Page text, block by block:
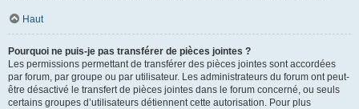
Haut
Pourquoi ne puis-je pas transférer de pièces jointes ?
Les permissions permettant de transférer des pièces jointes sont accordées
par forum, par groupe ou par utilisateur. Les administrateurs du forum ont peut-
être désactivé le transfert de pièces jointes dans le forum concerné, ou seuls
certains groupes d’utilisateurs détiennent cette autorisation. Pour plus